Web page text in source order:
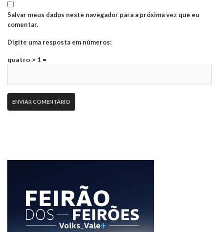
Salvar meus dados neste navegador para a próxima vez que eu
comentar.
Digite uma resposta em números:
quatro × 1 =